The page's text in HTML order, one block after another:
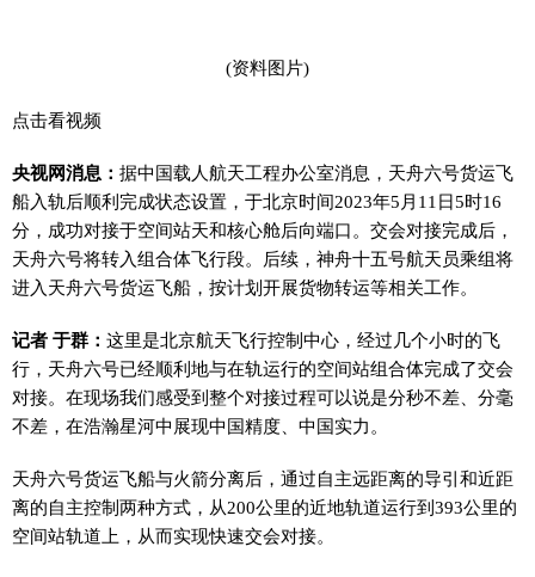
(资料图片)
点击看视频
央视网消息： 据中国载人航天工程办公室消息，天舟六号货运飞
船入轨后顺利完成状态设置，于北京时间2023年5月11日5时16
分，成功对接于空间站天和核心舱后向端口。交会对接完成后，
天舟六号将转入组合体飞行段。后续，神舟十五号航天员乘组将
进入天舟六号货运飞船，按计划开展货物转运等相关工作。
记者 于群： 这里是北京航天飞行控制中心，经过几个小时的飞
行，天舟六号已经顺利地与在轨运行的空间站组合体完成了交会
对接。在现场我们感受到整个对接过程可以说是分秒不差、分毫
不差，在浩瀚星河中展现中国精度、中国实力。
天舟六号货运飞船与火箭分离后，通过自主远距离的导引和近距
离的自主控制两种方式，从200公里的近地轨道运行到393公里的
空间站轨道上，从而实现快速交会对接。